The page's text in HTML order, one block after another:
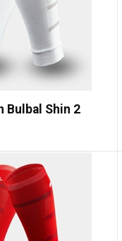
Bulbal Shin 2